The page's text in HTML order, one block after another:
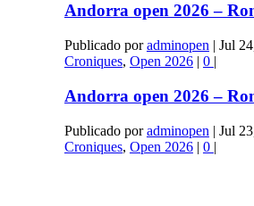
Andorra open 2026 –
Publicado poradminopen | Jul
Croniques, Open 2026| 0 |
Andorra open 2026 –
Publicado poradminopen | Jul
Croniques, Open 2026| 0 |